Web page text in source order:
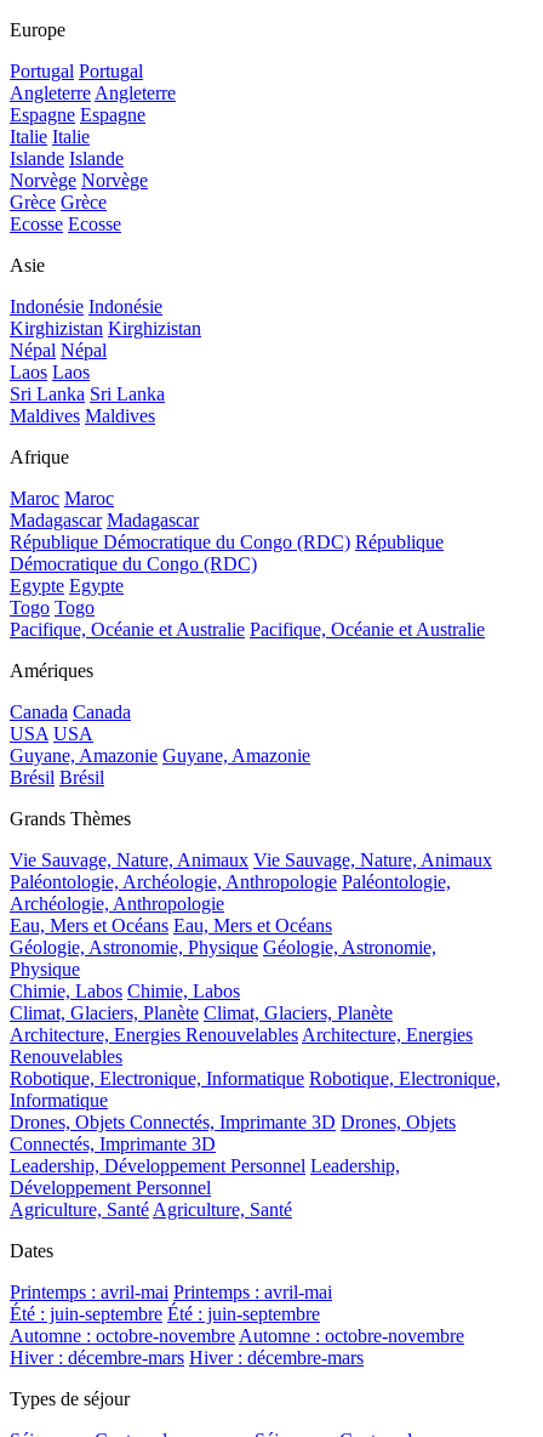
Europe
Portugal Portugal
Angleterre Angleterre
Espagne Espagne
Italie Italie
Islande Islande
Norvège Norvège
Grèce Grèce
Ecosse Ecosse
Asie
Indonésie Indonésie
Kirghizistan Kirghizistan
Népal Népal
Laos Laos
Sri Lanka Sri Lanka
Maldives Maldives
Afrique
Maroc Maroc
Madagascar Madagascar
République Démocratique du Congo (RDC) République
Démocratique du Congo (RDC)
Egypte Egypte
Togo Togo
Pacifique, Océanie et Australie Pacifique, Océanie et Australie
Amériques
Canada Canada
USA USA
Guyane, Amazonie Guyane, Amazonie
Brésil Brésil
Grands Thèmes
Vie Sauvage, Nature, Animaux Vie Sauvage, Nature, Animaux
Paléontologie, Archéologie, Anthropologie Paléontologie,
Archéologie, Anthropologie
Eau, Mers et Océans Eau, Mers et Océans
Géologie, Astronomie, Physique Géologie, Astronomie,
Physique
Chimie, Labos Chimie, Labos
Climat, Glaciers, Planète Climat, Glaciers, Planète
Architecture, Energies Renouvelables Architecture, Energies
Renouvelables
Robotique, Electronique, Informatique Robotique, Electronique,
Informatique
Drones, Objets Connectés, Imprimante 3D Drones, Objets
Connectés, Imprimante 3D
Leadership, Développement Personnel Leadership,
Développement Personnel
Agriculture, Santé Agriculture, Santé
Dates
Printemps : avril-mai Printemps : avril-mai
Été : juin-septembre Été : juin-septembre
Automne : octobre-novembre Automne : octobre-novembre
Hiver : décembre-mars Hiver : décembre-mars
Types de séjour